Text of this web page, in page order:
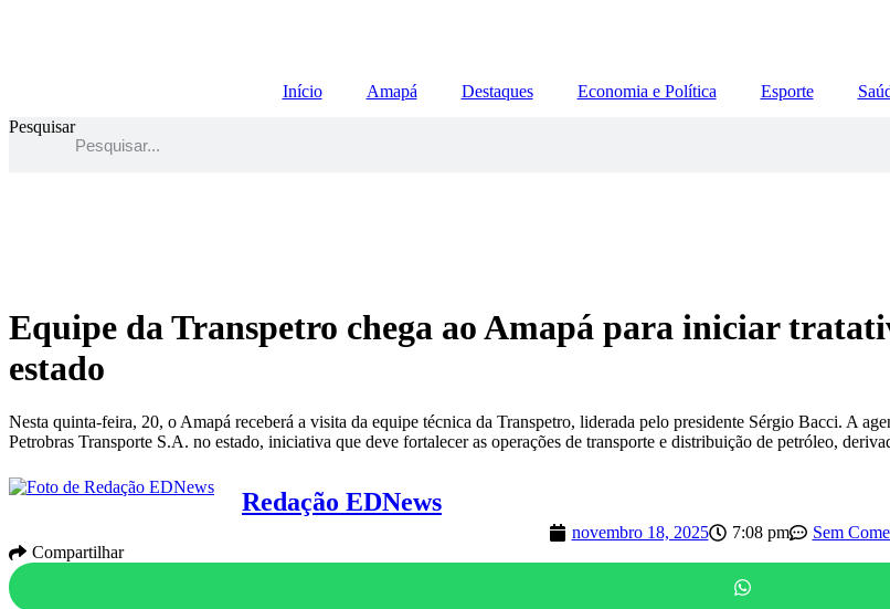
Início Amapá Destaques Economia e Política Esporte
Pesquisar
Equipe da Transpetro chega ao Amapá para iniciar
estado
Nesta quinta-feira, 20, o Amapá receberá a visita da equipe técnica da Transpetro, liderada pelo presidente Sérgio Bacci. A
Petrobras Transporte S.A. no estado, iniciativa que deve fortalecer as operações de transporte e distribuição de petróleo,
Redação EDNews
novembro 18, 2025 7:08 pm
Sem
Compartilhar